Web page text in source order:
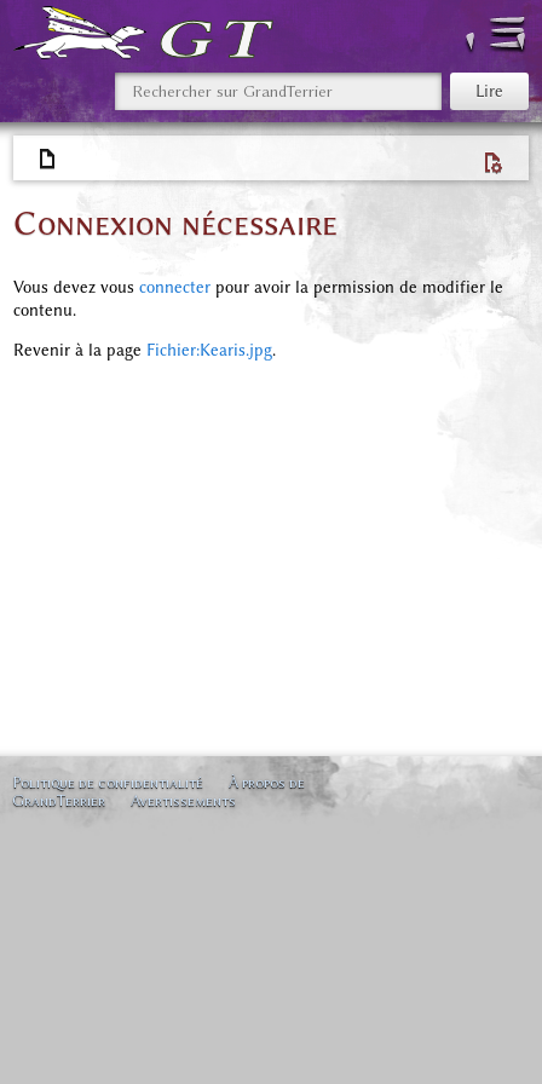
Connexion nécessaire
Vous devez vous connecterpour avoir la permission de modifier le
contenu.
Revenir à la page Fichier:Kearis.jpg.
Politique de confidentialité
À propos de
GrandTerrier
Avertissements